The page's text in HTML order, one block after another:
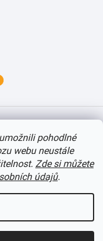
pohodlné
webu neustále
Zde si můžete
údajů.
Upravit nastavení cookies